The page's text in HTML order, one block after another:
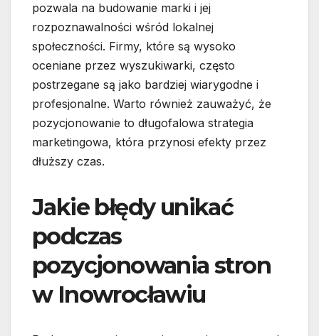
pozwala na budowanie marki i jej
rozpoznawalności wśród lokalnej
społeczności. Firmy, które są wysoko
oceniane przez wyszukiwarki, często
postrzegane są jako bardziej wiarygodne i
profesjonalne. Warto również zauważyć, że
pozycjonowanie to długofalowa strategia
marketingowa, która przynosi efekty przez
dłuższy czas.
Jakie błędy unikać
podczas
pozycjonowania stron
w Inowrocławiu